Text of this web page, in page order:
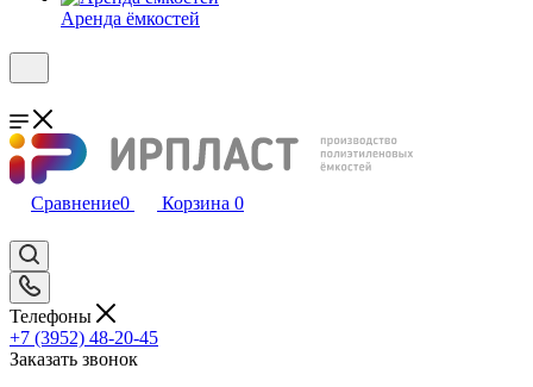
Аренда ёмкостей
Сравнение0 Корзина 0
Телефоны
+7 (3952) 48-20-45
Заказать звонок